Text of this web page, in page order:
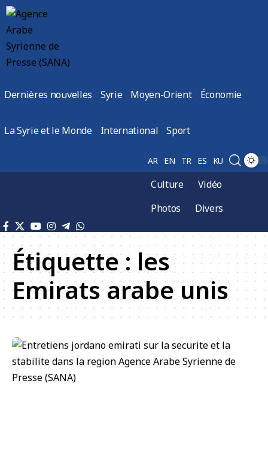
Dernières nouvelles Syrie Moyen-Orient Économie
La Syrie et le Monde International Sport
AR EN TR ES KU
Culture
Vidéo
Photos
Divers
Étiquette : les
Emirats arabe unis